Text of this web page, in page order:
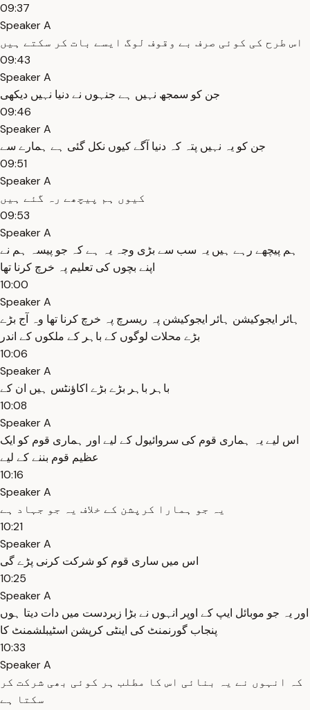
09:37
Speaker A
اس طرح کی کوئی صرف بے وقوف لوگ ایسے بات کر سکتے ہیں
09:43
Speaker A
جن کو سمجھ نہیں ہے جنہوں نے دنیا نہیں دیکھی
09:46
Speaker A
جن کو یہ نہیں پتہ کہ دنیا آگے کیوں نکل گئی ہے ہمارے سے
09:51
Speaker A
کیوں ہم پیچھے رہ گئے ہیں
09:53
Speaker A
ہم پیچھے رہے ہیں یہ سب سے بڑی وجہ یہ ہے کہ جو پیسہ ہم نے
اپنے بچوں کی تعلیم پہ خرچ کرنا تھا
10:00
Speaker A
ہائر ایجوکیشن ہائر ایجوکیشن پہ ریسرچ پہ خرچ کرنا تھا وہ آج بڑے
بڑے محلات لوگوں کے باہر کے ملکوں کے اندر
10:06
Speaker A
باہر باہر بڑے بڑے اکاؤنٹس ہیں ان کے
10:08
Speaker A
اس لیے یہ ہماری قوم کی سروائیول کے لیے اور ہماری قوم کو ایک
عظیم قوم بننے کے لیے
10:16
Speaker A
یہ جو ہمارا کرپشن کے خلاف یہ جو جہاد ہے
10:21
Speaker A
اس میں ساری قوم کو شرکت کرنی پڑے گی
10:25
Speaker A
اور یہ جو موبائل ایپ کے اوپر انہوں نے بڑا زبردست میں دات دیتا ہوں
پنجاب گورنمنٹ کی اینٹی کرپشن اسٹیبلشمنٹ کا
10:33
Speaker A
کہ انہوں نے یہ بنائی اس کا مطلب ہر کوئی بھی شرکت کر
سکتا ہے